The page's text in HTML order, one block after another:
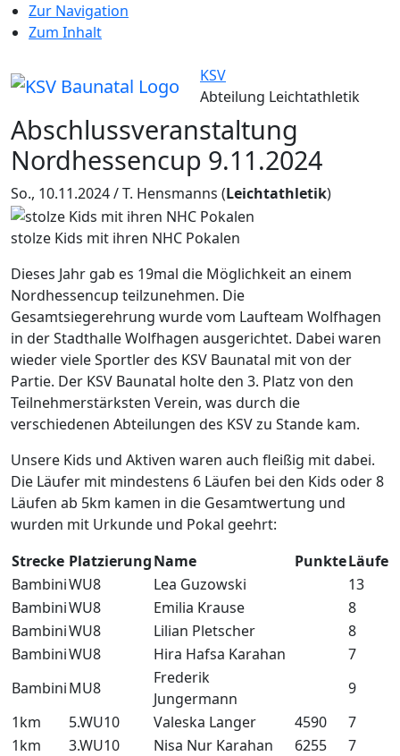
Zur Navigation
Zum Inhalt
KSV
Abteilung Leichtathletik
Abschlussveranstaltung
Nordhessencup 9.11.2024
So., 10.11.2024 / T. Hensmanns (Leichtathletik)
stolze Kids mit ihren NHC Pokalen
Dieses Jahr gab es 19mal die Möglichkeit an einem
Nordhessencup teilzunehmen. Die
Gesamtsiegerehrung wurde vom Laufteam Wolfhagen
in der Stadthalle Wolfhagen ausgerichtet. Dabei waren
wieder viele Sportler des KSV Baunatal mit von der
Partie. Der KSV Baunatal holte den 3. Platz von den
Teilnehmerstärksten Verein, was durch die
verschiedenen Abteilungen des KSV zu Stande kam.
Unsere Kids und Aktiven waren auch fleißig mit dabei.
Die Läufer mit mindestens 6 Läufen bei den Kids oder 8
Läufen ab 5km kamen in die Gesamtwertung und
wurden mit Urkunde und Pokal geehrt:
Strecke PlatzierungName PunkteLäufe
BambiniWU8 Lea Guzowski
13
BambiniWU8 Emilia Krause
8
BambiniWU8 Lilian Pletscher
8
BambiniWU8 Hira Hafsa Karahan
7
BambiniMU8
Frederik
Jungermann
9
1km
5.WU10 Valeska Langer 4590
7
1km
3.WU10 Nisa Nur Karahan 6255
7